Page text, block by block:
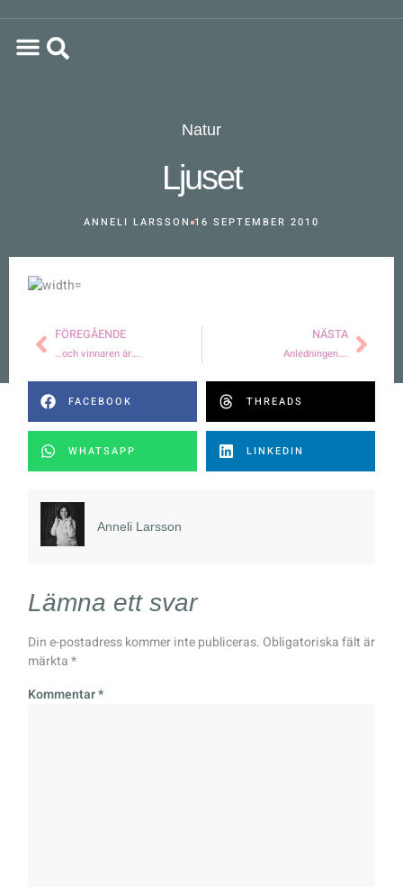
Natur
Ljuset
ANNELI LARSSON 16 SEPTEMBER 2010
FÖREGÅENDE
…och vinnaren är….
NÄSTA
Anledningen….
FACEBOOK THREADS
WHATSAPP LINKEDIN
Anneli Larsson
Lämna ett svar
Din e-postadress kommer inte publiceras. Obligatoriska fält är
märkta*
Kommentar*